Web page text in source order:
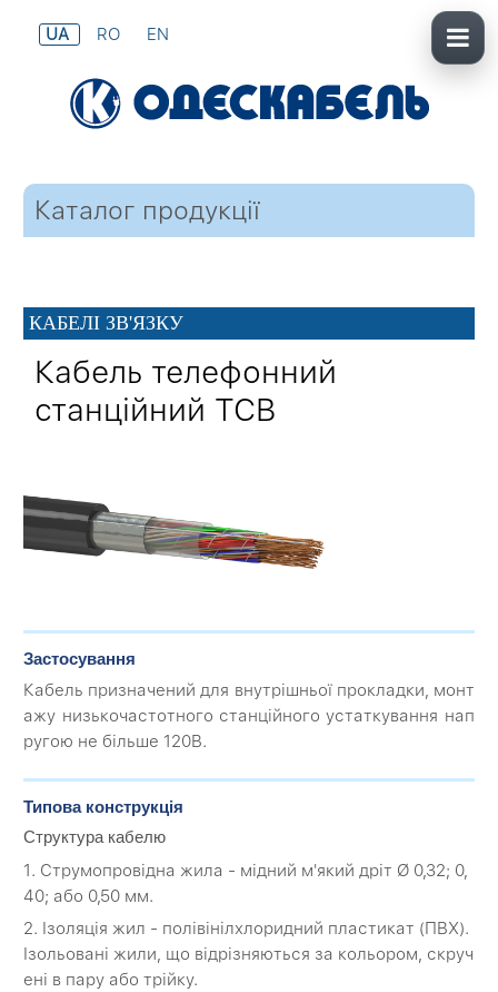
UA RO EN
Каталог продукції
КАБЕЛІ ЗВ'ЯЗКУ
Кабель телефонний
станційний ТСВ
Застосування
Кабель призначений для внутрішньої прокладки, монт
ажу низькочастотного станційного устаткування нап
ругою не більше 120В.
Типова конструкція
Структура кабелю
1. Струмопровідна жила - мідний м'який дріт Ø 0,32; 0,
40; або 0,50 мм.
2. Ізоляція жил - полівінілхлоридний пластикат (ПВХ).
Ізольовані жили, що відрізняються за кольором, скруч
ені в пару або трійку.